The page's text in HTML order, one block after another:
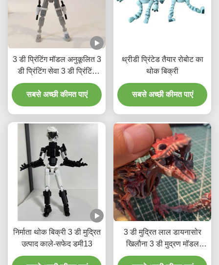
3 डी प्रिंटिंग मॉडल अनुकूलित 3
डी प्रिंटिंग सेवा 3 डी प्रिंटिंग
मॉडल
सबसे अच्छी कीमत पाएं
थ्रीडी प्रिंटेड तैयार रोबोट का
थोक बिक्री
सबसे अच्छी कीमत पाएं
निर्माता थोक बिक्री 3 डी मुद्रित
उत्पाद काले-सफेद डमी13
3 डी मुद्रित लाल डायनासोर
खिलौना 3 डी मुद्रण मॉडल
अनुकूलित